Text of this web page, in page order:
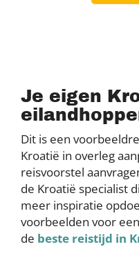
Je eigen
Dit is een
Kroatië in overleg
reisvoorstel
de Kroatië specialist
meer inspiratie
voorbeelden voor een
de beste reistijd in